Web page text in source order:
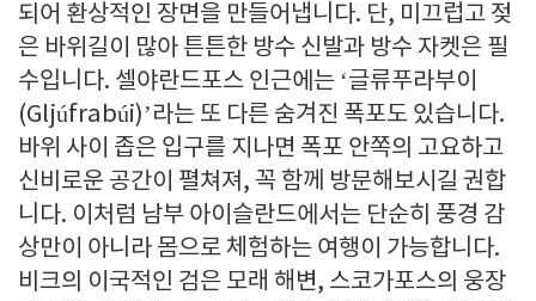
되어 환상적인 장면을 만들어냅니다. 단, 미끄럽고 젖
은 바위길이 많아 튼튼한 방수 신발과 방수 자켓은 필
수입니다. 셀야란드포스 인근에는 ‘글류푸라부이
(Gljúfrabúi)’라는 또 다른 숨겨진 폭포도 있습니다.
바위 사이 좁은 입구를 지나면 폭포 안쪽의 고요하고
신비로운 공간이 펼쳐져, 꼭 함께 방문해보시길 권합
니다. 이처럼 남부 아이슬란드에서는 단순히 풍경 감
상만이 아니라 몸으로 체험하는 여행이 가능합니다.
비크의 이국적인 검은 모래 해변, 스코가포스의 웅장